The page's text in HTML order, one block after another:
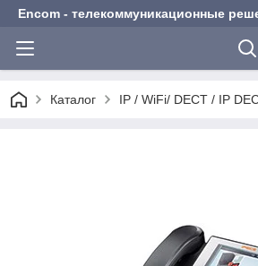
Encom - телекоммуникационные
Каталог IP / WiFi/ DECT / IP